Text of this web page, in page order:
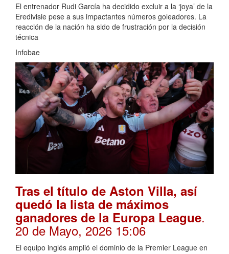
El entrenador Rudi García ha decidido excluir a la ‘joya’ de la
Eredivisie pese a sus impactantes números goleadores. La
reacción de la nación ha sido de frustración por la decisión
técnica
Infobae
Tras el título de Aston Villa, así
quedó la lista de máximos
ganadores de la Europa League.
20 de Mayo, 2026 15:06
El equipo inglés amplió el dominio de la Premier League en